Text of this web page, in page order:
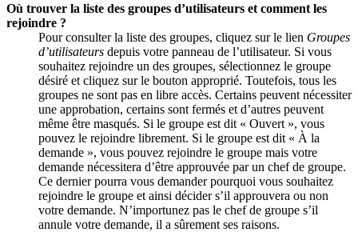
Où trouver la liste des groupes d’utilisateurs et comment les
rejoindre ?
Pour consulter la liste des groupes, cliquez sur le lien Groupes
d’utilisateurs depuis votre panneau de l’utilisateur. Si vous
souhaitez rejoindre un des groupes, sélectionnez le groupe
désiré et cliquez sur le bouton approprié. Toutefois, tous les
groupes ne sont pas en libre accès. Certains peuvent nécessiter
une approbation, certains sont fermés et d’autres peuvent
même être masqués. Si le groupe est dit « Ouvert », vous
pouvez le rejoindre librement. Si le groupe est dit « À la
demande », vous pouvez rejoindre le groupe mais votre
demande nécessitera d’être approuvée par un chef de groupe.
Ce dernier pourra vous demander pourquoi vous souhaitez
rejoindre le groupe et ainsi décider s’il approuvera ou non
votre demande. N’importunez pas le chef de groupe s’il
annule votre demande, il a sûrement ses raisons.